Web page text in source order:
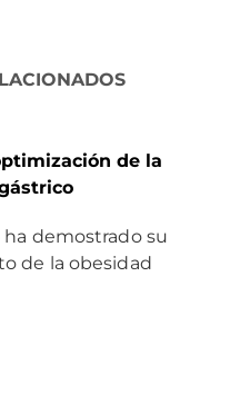
de la
demostrado su
de la obesidad